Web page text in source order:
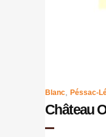
Blanc Péssac-
Château